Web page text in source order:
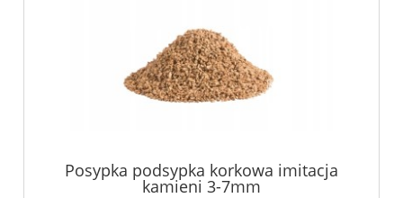
Posypka podsypka korkowa imitacja
kamieni 3-7mm